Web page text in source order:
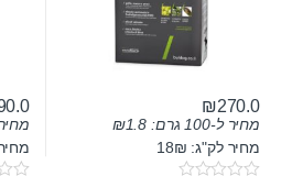
₪270.0
מחיר ל-100 גרם: ₪1.8
מחיר לק"ג: 18₪
מחיר ל-
מחיר